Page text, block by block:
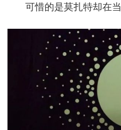
可惜的是莫扎特却在当